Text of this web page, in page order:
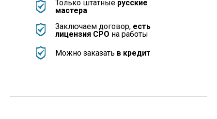
Можно заказать в кредит
Только штатные русские
мастера
Заключаем договор, есть
лицензия СРО на работы